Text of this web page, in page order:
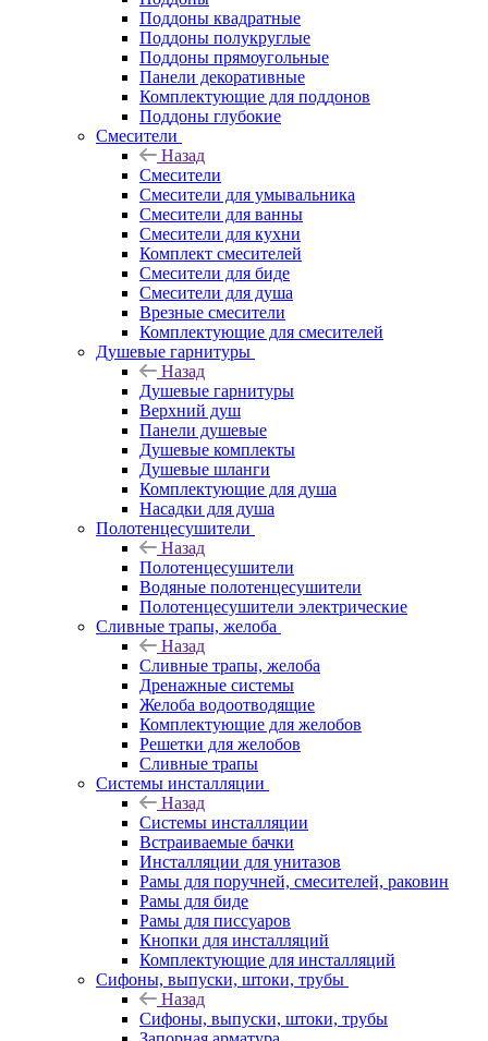
Поддоны квадратные
Поддоны полукруглые
Поддоны прямоугольные
Панели декоративные
Комплектующие для поддонов
Поддоны глубокие
Смесители
Назад
Смесители
Смесители для умывальника
Смесители для ванны
Смесители для кухни
Комплект смесителей
Смесители для биде
Смесители для душа
Врезные смесители
Комплектующие для смесителей
Душевые гарнитуры
Назад
Душевые гарнитуры
Верхний душ
Панели душевые
Душевые комплекты
Душевые шланги
Комплектующие для душа
Насадки для душа
Полотенцесушители
Назад
Полотенцесушители
Водяные полотенцесушители
Полотенцесушители электрические
Сливные трапы, желоба
Назад
Сливные трапы, желоба
Дренажные системы
Желоба водоотводящие
Комплектующие для желобов
Решетки для желобов
Сливные трапы
Системы инсталляции
Назад
Системы инсталляции
Встраиваемые бачки
Инсталляции для унитазов
Рамы для поручней, смесителей, раковин
Рамы для биде
Рамы для писсуаров
Кнопки для инсталляций
Комплектующие для инсталляций
Сифоны, выпуски, штоки, трубы
Назад
Сифоны, выпуски, штоки, трубы